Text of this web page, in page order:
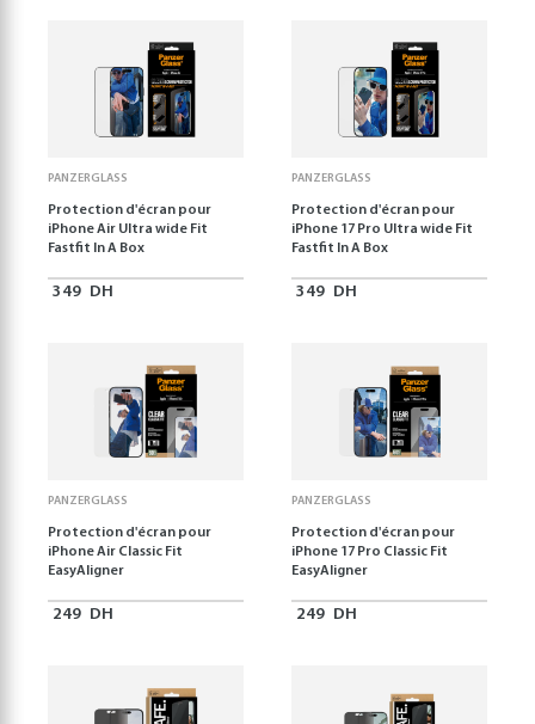
PANZERGLASS
Protection d'écran pour
iPhone Air Ultra wide Fit
Fastfit In A Box
349 DH
PANZERGLASS
Protection d'écran pour
iPhone 17 Pro Ultra wide Fit
Fastfit In A Box
349 DH
PANZERGLASS
Protection d'écran pour
iPhone Air Classic Fit
EasyAligner
249 DH
PANZERGLASS
Protection d'écran pour
iPhone 17 Pro Classic Fit
EasyAligner
249 DH